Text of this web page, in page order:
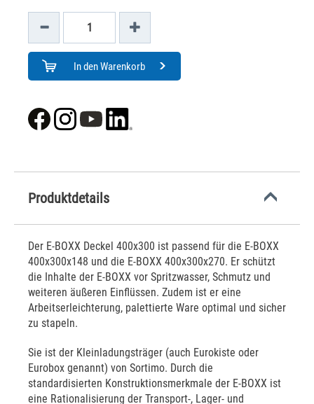
In den Warenkorb
Produktdetails
Der E-BOXX Deckel 400x300 ist passend für die E-BOXX
400x300x148 und die E-BOXX 400x300x270. Er schützt
die Inhalte der E-BOXX vor Spritzwasser, Schmutz und
weiteren äußeren Einflüssen. Zudem ist er eine
Arbeitserleichterung, palettierte Ware optimal und sicher
zu stapeln.
Sie ist der Kleinladungsträger (auch Eurokiste oder
Eurobox genannt) von Sortimo. Durch die
standardisierten Konstruktionsmerkmale der E-BOXX ist
eine Rationalisierung der Transport-, Lager- und